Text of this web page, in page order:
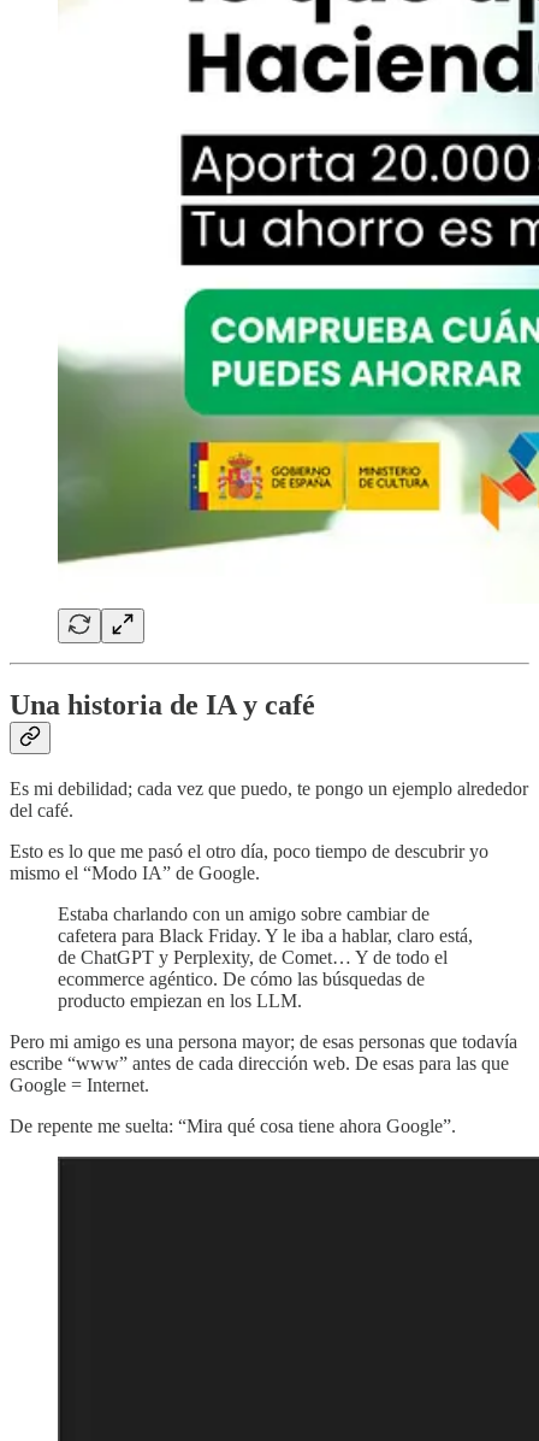
Una historia de IA y café
Es mi debilidad; cada vez que puedo, te pongo un ejemplo alrededor
del café.
Esto es lo que me pasó el otro día, poco tiempo de descubrir yo
mismo el “Modo IA” de Google.
Estaba charlando con un amigo sobre cambiar de
cafetera para Black Friday. Y le iba a hablar, claro está,
de ChatGPT y Perplexity, de Comet… Y de todo el
ecommerce agéntico. De cómo las búsquedas de
producto empiezan en los LLM.
Pero mi amigo es una persona mayor; de esas personas que todavía
escribe “www” antes de cada dirección web. De esas para las que
Google = Internet.
De repente me suelta: “Mira qué cosa tiene ahora Google”.